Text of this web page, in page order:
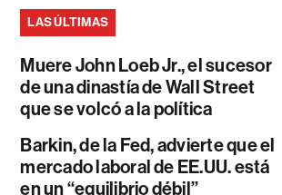
LAS ÚLTIMAS
Muere John Loeb Jr., el sucesor
de una dinastía de Wall Street
que se volcó a la política
Barkin, de la Fed, advierte que el
mercado laboral de EE.UU. está
en un “equilibrio débil”